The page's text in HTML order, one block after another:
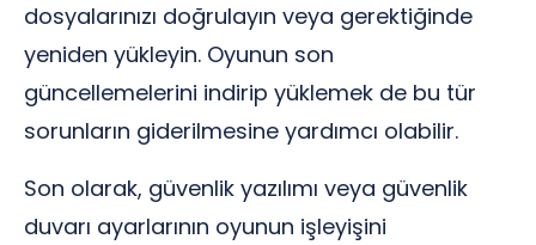
dosyalarınızı doğrulayın veya gerektiğinde
yeniden yükleyin. Oyunun son
güncellemelerini indirip yüklemek de bu tür
sorunların giderilmesine yardımcı olabilir.
Son olarak, güvenlik yazılımı veya güvenlik
duvarı ayarlarının oyunun işleyişini